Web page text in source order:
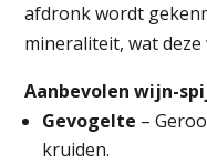
afdronk wordt
mineraliteit, wat
Aanbevolen wijn-
Gevogelte –
kruiden.